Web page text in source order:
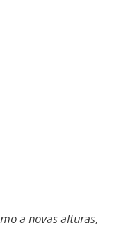
a novas alturas,